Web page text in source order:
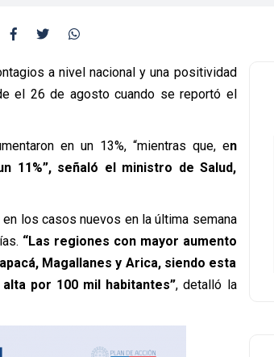
a nivel nacional y una positividad
el 26 de agosto cuando se reportó el
en un 13%, “mientras que, en
11%”, señaló el ministro de Salud,
los casos nuevos en la última semana
“Las regiones con mayor aumento
Magallanes y Arica, siendo esta
por 100 mil habitantes”, detalló la